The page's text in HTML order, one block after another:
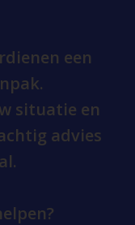
een
situatie en
advies